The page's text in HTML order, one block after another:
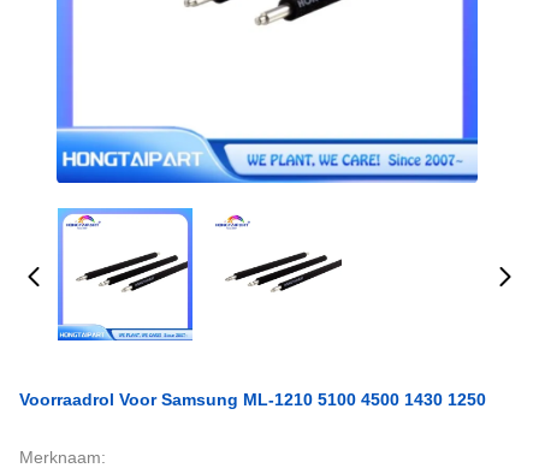
Voorraadrol Voor Samsung ML-1210 5100 4500 1430 1250
Merknaam: